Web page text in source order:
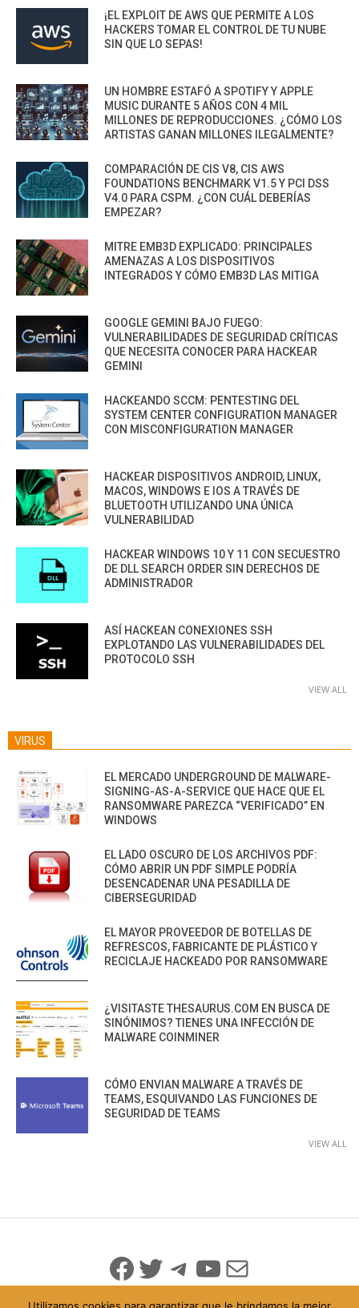
¡EL EXPLOIT DE AWS QUE PERMITE A LOS
HACKERS TOMAR EL CONTROL DE TU NUBE
SIN QUE LO SEPAS!
UN HOMBRE ESTAFÓ A SPOTIFY Y APPLE
MUSIC DURANTE 5 AÑOS CON 4 MIL
MILLONES DE REPRODUCCIONES. ¿CÓMO LOS
ARTISTAS GANAN MILLONES ILEGALMENTE?
COMPARACIÓN DE CIS V8, CIS AWS
FOUNDATIONS BENCHMARK V1.5 Y PCI DSS
V4.0 PARA CSPM. ¿CON CUÁL DEBERÍAS
EMPEZAR?
MITRE EMB3D EXPLICADO: PRINCIPALES
AMENAZAS A LOS DISPOSITIVOS
INTEGRADOS Y CÓMO EMB3D LAS MITIGA
GOOGLE GEMINI BAJO FUEGO:
VULNERABILIDADES DE SEGURIDAD CRÍTICAS
QUE NECESITA CONOCER PARA HACKEAR
GEMINI
HACKEANDO SCCM: PENTESTING DEL
SYSTEM CENTER CONFIGURATION MANAGER
CON MISCONFIGURATION MANAGER
HACKEAR DISPOSITIVOS ANDROID, LINUX,
MACOS, WINDOWS E IOS A TRAVÉS DE
BLUETOOTH UTILIZANDO UNA ÚNICA
VULNERABILIDAD
HACKEAR WINDOWS 10 Y 11 CON SECUESTRO
DE DLL SEARCH ORDER SIN DERECHOS DE
ADMINISTRADOR
ASÍ HACKEAN CONEXIONES SSH
EXPLOTANDO LAS VULNERABILIDADES DEL
PROTOCOLO SSH
VIEW ALL
VIRUS
EL MERCADO UNDERGROUND DE MALWARE-
SIGNING-AS-A-SERVICE QUE HACE QUE EL
RANSOMWARE PAREZCA “VERIFICADO” EN
WINDOWS
EL LADO OSCURO DE LOS ARCHIVOS PDF:
CÓMO ABRIR UN PDF SIMPLE PODRÍA
DESENCADENAR UNA PESADILLA DE
CIBERSEGURIDAD
EL MAYOR PROVEEDOR DE BOTELLAS DE
REFRESCOS, FABRICANTE DE PLÁSTICO Y
RECICLAJE HACKEADO POR RANSOMWARE
¿VISITASTE THESAURUS.COM EN BUSCA DE
SINÓNIMOS? TIENES UNA INFECCIÓN DE
MALWARE COINMINER
CÓMO ENVIAN MALWARE A TRAVÉS DE
TEAMS, ESQUIVANDO LAS FUNCIONES DE
SEGURIDAD DE TEAMS
VIEW ALL
Facebook
Twitter
Telegram
YouTube
Mail